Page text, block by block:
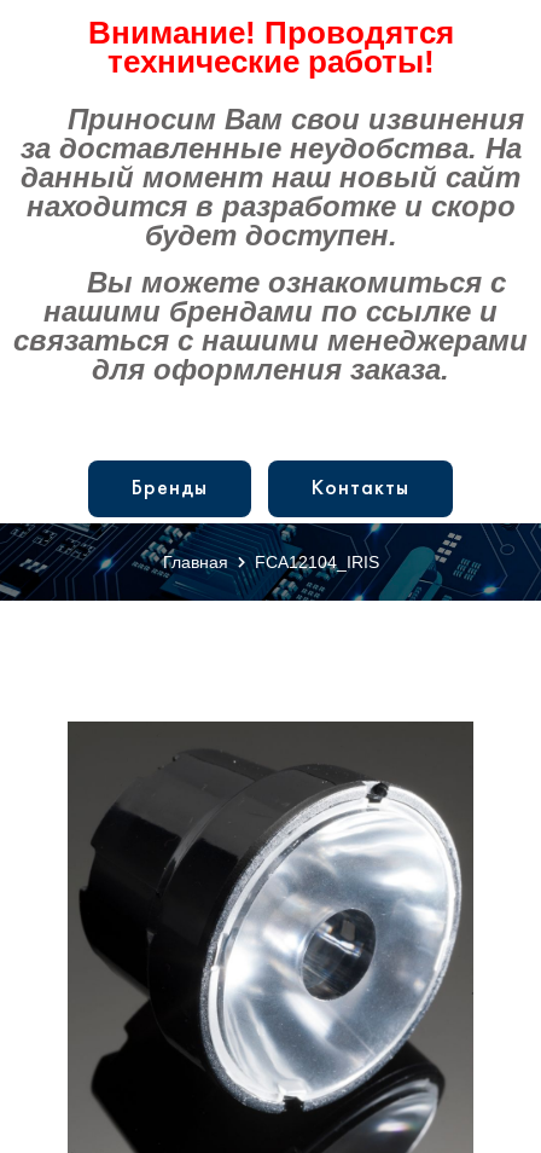
Внимание! Проводятся
технические работы!
Приносим Вам свои извинения
за доставленные неудобства. На
данный момент наш новый сайт
находится в разработке и скоро
будет доступен.
Вы можете ознакомиться с
нашими брендами по ссылке и
связаться с нашими менеджерами
для оформления заказа.
Бренды Контакты
Главная FCA12104_IRIS